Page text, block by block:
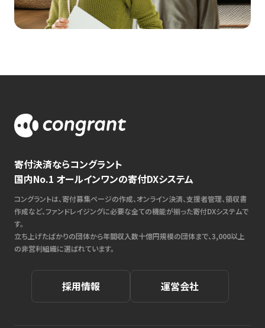
寄付決済ならコングラント
国内No.1 オールインワンの寄付DXシステム
コングラントは、寄付募集ページの作成、オンライン決済、支援者管理、領収書
作成など、ファンドレイジングに必要な全ての機能が揃った寄付DXシステムで
す。
立ち上げたばかりの団体から年間収入数十億円規模の団体まで、3,000以上
の非営利組織に選ばれています。
採用情報 運営会社